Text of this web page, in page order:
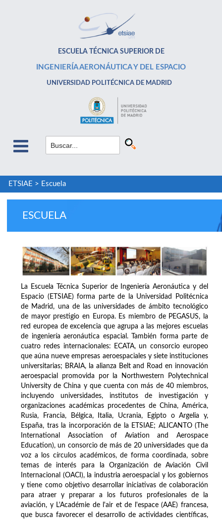
ESCUELA TÉCNICA SUPERIOR DE
INGENIERÍA AERONÁUTICA Y DEL ESPACIO
UNIVERSIDAD POLITÉCNICA DE MADRID
ETSIAE > Escuela
ESCUELA
La Escuela Técnica Superior de Ingeniería Aeronáutica y del
Espacio (ETSIAE) forma parte de la Universidad Politécnica
de Madrid, una de las universidades de ámbito tecnológico
de mayor prestigio en Europa. Es miembro de PEGASUS, la
red europea de excelencia que agrupa a las mejores escuelas
de ingeniería aeronáutica espacial. También forma parte de
cuatro redes internacionales: ECATA, un consorcio europeo
que aúna nueve empresas aeroespaciales y siete instituciones
universitarias; BRAIA, la alianza Belt and Road en innovación
aeroespacial promovida por la Northwestern Polytechnical
University de China y que cuenta con más de 40 miembros,
incluyendo universidades, institutos de investigación y
organizaciones académicas procedentes de China, América,
Rusia, Francia, Bélgica, Italia, Ucrania, Egipto o Argelia y,
España, tras la incorporación de la ETSIAE; ALICANTO (The
International Association of Aviation and Aerospace
Education), un consorcio de más de 20 universidades que da
voz a los círculos académicos, de forma coordinada, sobre
temas de interés para la Organización de Aviación Civil
Internacional (OACI), la industria aeroespacial y los gobiernos
y tiene como objetivo desarrollar iniciativas de colaboración
para atraer y preparar a los futuros profesionales de la
aviación, y L'Académie de l'air et de l'espace (AAE) francesa,
que busca favorecer el desarrollo de actividades científicas,